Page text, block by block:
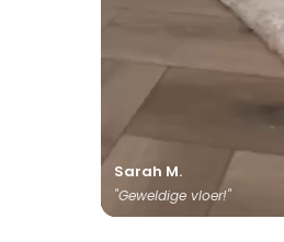
Sarah M.
"Geweldige vloer!"